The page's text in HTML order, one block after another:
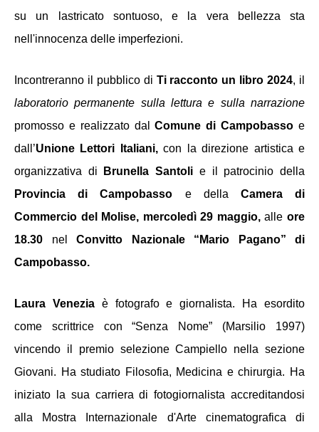
su un lastricato sontuoso, e la vera bellezza sta
nell'innocenza delle imperfezioni.
Incontreranno il pubblico di Ti racconto un libro 2024
laboratorio permanente sulla lettura e sulla narrazione
promosso e realizzato dal Comune di Campobasso e
dall’Unione Lettori Italiani, con la direzione artistica e
organizzativa di
Brunella Santoli
Provincia di Campobasso e della Camera di
Commercio del Molise, mercoledì 29 maggio, alle ore
18.30 nel
Convitto Nazionale “Mario Pagano” di
Campobasso.
Laura Venezia è fotografo e giornalista. Ha esordito
come scrittrice con “Senza Nome” (Marsilio 1997)
vincendo il premio selezione Campiello nella sezione
Giovani. Ha studiato Filosofia, Medicina e chirurgia. Ha
iniziato la sua carriera di fotogiornalista accreditandosi
alla Mostra Internazionale d'Arte cinematografica di